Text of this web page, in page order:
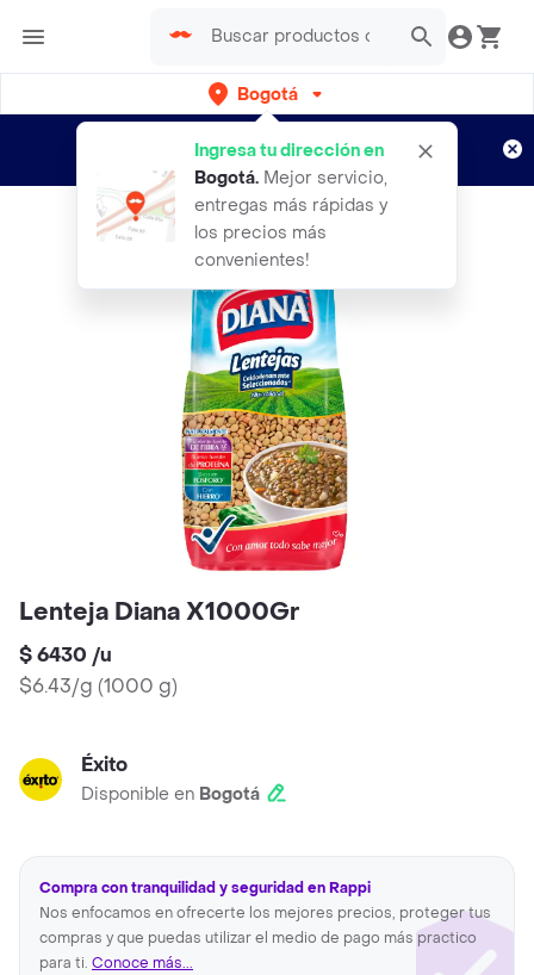
Bogotá
Ingresa tu dirección en
Bogotá. Mejor servicio,
entregas más rápidas y
los precios más
convenientes!
envíos gratis por semanas
Aplican TyC
Lenteja Diana X1000Gr
$ 6430 /u
$6.43/g (1000 g)
Éxito
Disponible en Bogotá
Compra con tranquilidad y seguridad en Rappi
Nos enfocamos en ofrecerte los mejores precios, proteger tus
compras y que puedas utilizar el medio de pago más practico
para ti. Conoce más...